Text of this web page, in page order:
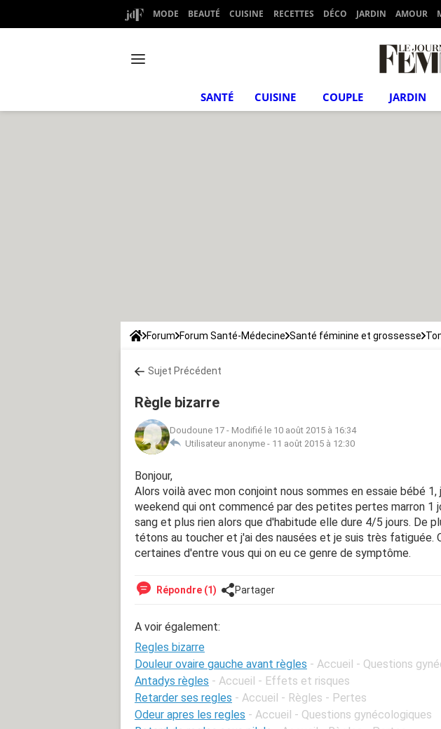
MODE BEAUTÉ CUISINE RECETTES DÉCO JARDIN AMOUR
SANTÉ CUISINE COUPLE JARDIN
Forum Forum Santé-Médecine Santé féminine et grossesse
Sujet Précédent
Règle bizarre
Doudoune 17 - Modifié le 10 août 2015 à 16:34
Utilisateur anonyme - 11 août 2015 à 12:30
Bonjour,
Alors voilà avec mon conjoint nous sommes en essaie bébé 1,
weekend qui ont commencé par des petites pertes marron 1
sang et plus rien alors que d'habitude elle dure 4/5 jours. De
tétons au toucher et j'ai des nausées et je suis très fatiguée.
certaines d'entre vous qui on eu ce genre de symptôme.
Répondre (1) Partager
A voir également:
Regles bizarre
Douleur ovaire gauche avant règles - Accueil - Questions
Antadys règles - Accueil - Effets et risques
Retarder ses regles - Accueil - Règles - Pertes
Odeur apres les regles - Accueil - Questions gynécologiques